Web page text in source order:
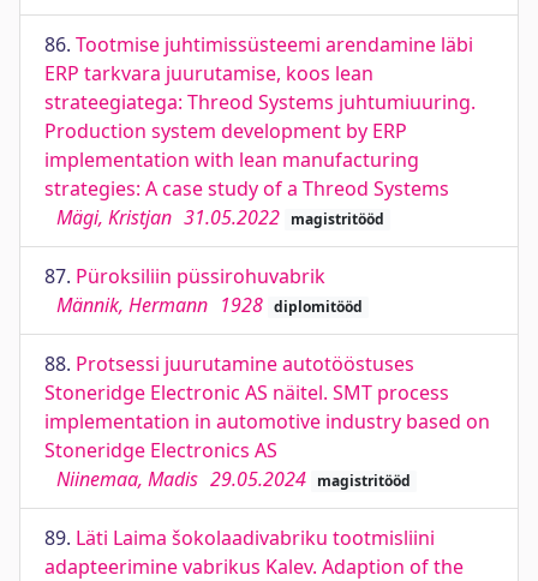
86. Tootmise juhtimissüsteemi arendamine läbi
ERP tarkvara juurutamise, koos lean
strateegiatega: Threod Systems juhtumiuuring.
Production system development by ERP
implementation with lean manufacturing
strategies: A case study of a Threod Systems
Mägi, Kristjan 31.05.2022 magistritööd
87. Püroksiliin püssirohuvabrik
Männik, Hermann 1928 diplomitööd
88. Protsessi juurutamine autotööstuses
Stoneridge Electronic AS näitel. SMT process
implementation in automotive industry based on
Stoneridge Electronics AS
Niinemaa, Madis 29.05.2024 magistritööd
89. Läti Laima šokolaadivabriku tootmisliini
adapteerimine vabrikus Kalev. Adaption of the